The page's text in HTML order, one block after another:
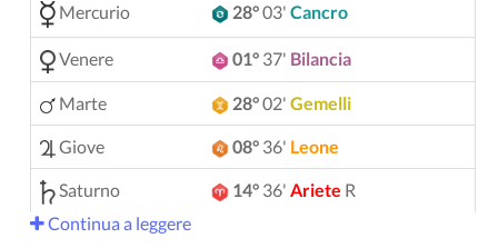
Mercurio 28°03' Cancro
Venere 01° 37' Bilancia
Marte 28°02' Gemelli
Giove 08° 36' Leone
Saturno 14° 36' Ariete R
Urano
Continua a leggere